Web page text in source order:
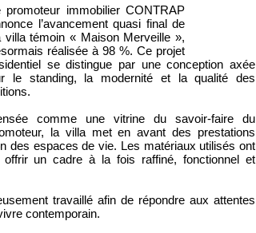
promoteur immobilier CONTRAP
l’avancement quasi final de
villa témoin « Maison Merveille »,
réalisée à 98 %. Ce projet
se distingue par une conception axée
le standing, la modernité et la qualité des
comme une vitrine du savoir-faire du
la villa met en avant des prestations
des espaces de vie. Les matériaux utilisés ont
un cadre à la fois raffiné, fonctionnel et
travaillé afin de répondre aux attentes
contemporain.